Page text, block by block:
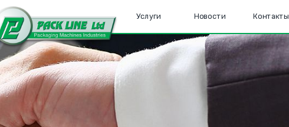
Услуги Новости Контакты